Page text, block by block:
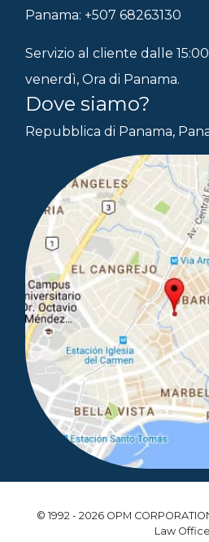
Panama: +507 68263130
Servizio al cliente dalle
venerdì, Ora di Panama.
Dove siamo?
Repubblica di Panama,
© 1992 - 2026 OPM
Law Office